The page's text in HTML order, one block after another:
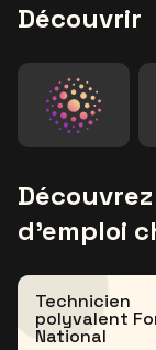
Découvrir
Visitez le
d’emploi
Technicien
polyvalent
National